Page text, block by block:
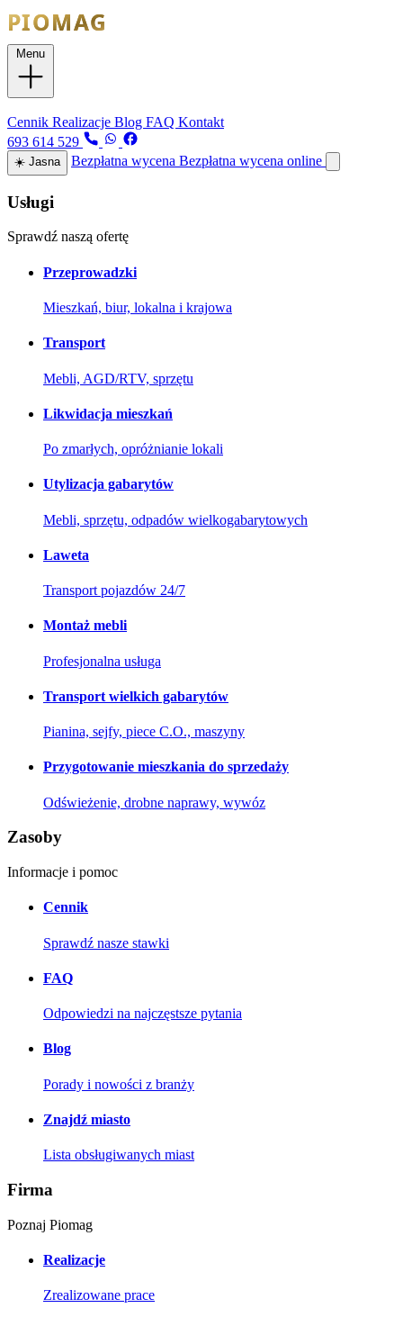
Cennik Realizacje Blog FAQ Kontakt
693 614 529
☀️ Jasna Bezpłatna wycena Bezpłatna wycena online
Usługi
Sprawdź naszą ofertę
Przeprowadzki
Mieszkań, biur, lokalna i krajowa
Transport
Mebli, AGD/RTV, sprzętu
Likwidacja mieszkań
Po zmarłych, opróżnianie lokali
Utylizacja gabarytów
Mebli, sprzętu, odpadów wielkogabarytowych
Laweta
Transport pojazdów 24/7
Montaż mebli
Profesjonalna usługa
Transport wielkich gabarytów
Pianina, sejfy, piece C.O., maszyny
Przygotowanie mieszkania do sprzedaży
Odświeżenie, drobne naprawy, wywóz
Zasoby
Informacje i pomoc
Cennik
Sprawdź nasze stawki
FAQ
Odpowiedzi na najczęstsze pytania
Blog
Porady i nowości z branży
Znajdź miasto
Lista obsługiwanych miast
Firma
Poznaj Piomag
Realizacje
Zrealizowane prace